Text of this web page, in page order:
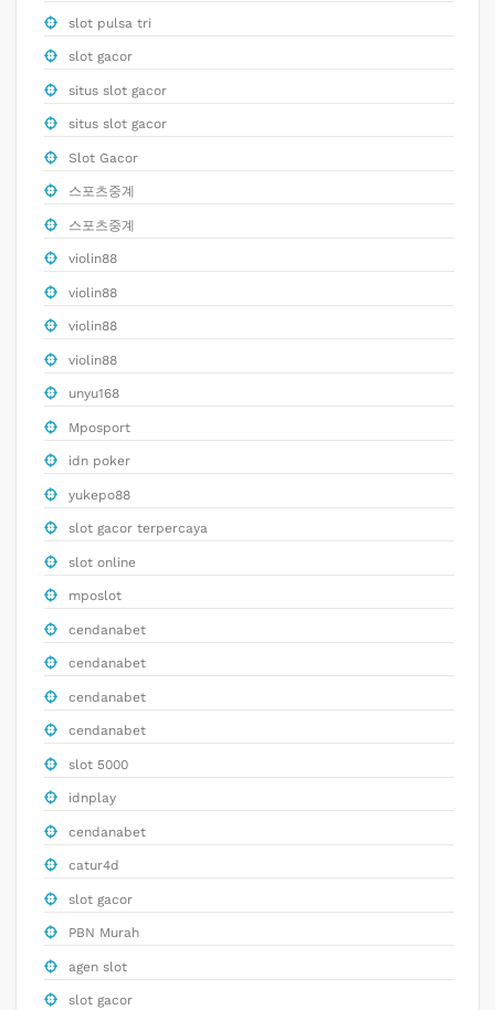
slot pulsa tri
slot gacor
situs slot gacor
situs slot gacor
Slot Gacor
스포츠중계
스포츠중계
violin88
violin88
violin88
violin88
unyu168
Mposport
idn poker
yukepo88
slot gacor terpercaya
slot online
mposlot
cendanabet
cendanabet
cendanabet
cendanabet
slot 5000
idnplay
cendanabet
catur4d
slot gacor
PBN Murah
agen slot
slot gacor